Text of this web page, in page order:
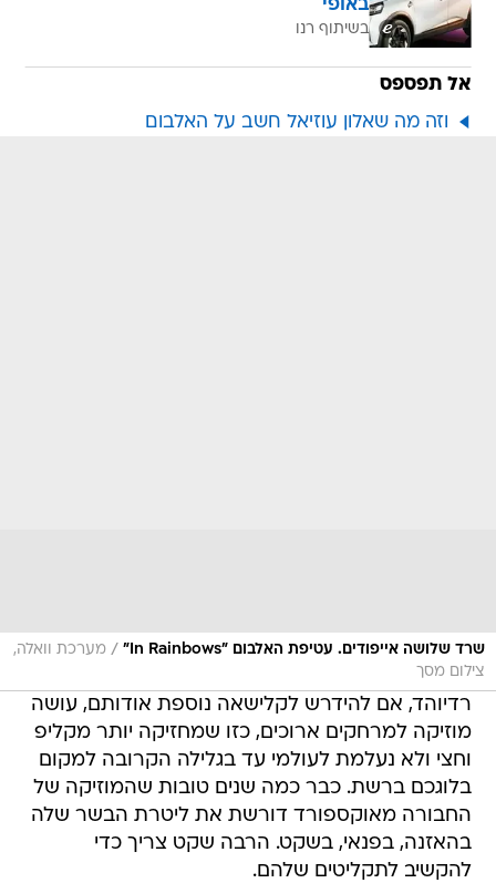
באופי
בשיתוף רנו
אל תפספס
וזה מה שאלון עוזיאל חשב על האלבום
שרד שלושה אייפודים. עטיפת האלבום "In Rainbows" / מערכת וואלה,
צילום מסך
רדיוהד, אם להידרש לקלישאה נוספת אודותם, עושה
מוזיקה למרחקים ארוכים, כזו שמחזיקה יותר מקליפ
וחצי ולא נעלמת לעולמי עד בגלילה הקרובה למקום
בלוגכם ברשת. כבר כמה שנים טובות שהמוזיקה של
החבורה מאוקספורד דורשת את ליטרת הבשר שלה
בהאזנה, בפנאי, בשקט. הרבה שקט צריך כדי
להקשיב לתקליטים שלהם.